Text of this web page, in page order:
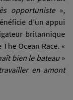
opportuniste »,
d’un appui
britannique
Ocean Race. «
bien le bateau»
en amont